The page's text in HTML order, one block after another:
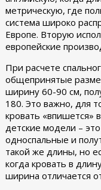
метрическую, где
система широко
Европе. Вторую
европейские
При расчете
общепринятые
ширину 60-90 см,
180. Это важно, для
кровать «впишется»
детские модели –
односпальные и
такой же длины, но
когда кровать в
ширина отличается